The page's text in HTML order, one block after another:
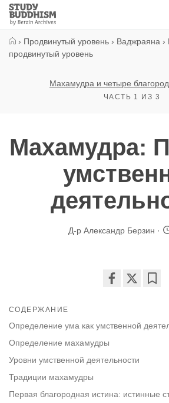
Close
Study
Buddhism
› Продвинутый уровень › Ваджраяна ›
продвинутый уровень
Махамудра и четыре
ЧАСТЬ 1 ИЗ 3
Махамудра:
Д-р Александр Берзин
facebook
СОДЕРЖАНИЕ
Определение ума как умственной
Определение махамудры
Уровни умственной деятельности
Традиции махамудры
Первая благородная истина: истинные